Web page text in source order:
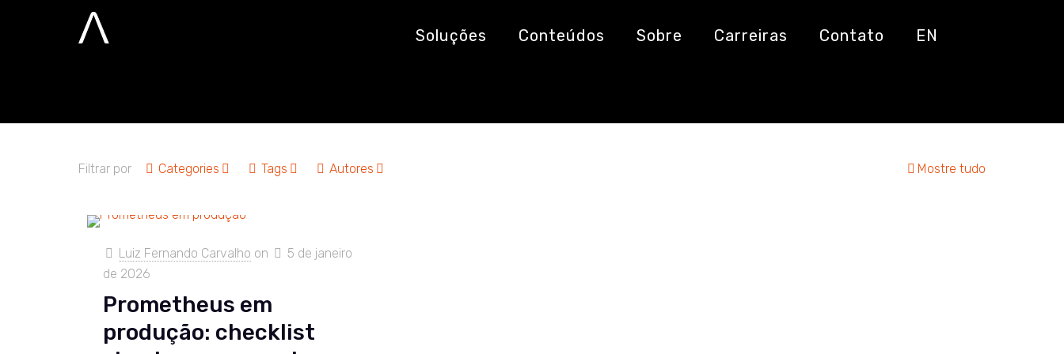
Soluções Conteúdos Sobre Carreiras Contato EN
observabilidade
Filtrar por Categories Tags Autores Mostre tudo
Luiz Fernando Carvalho on
5 de janeiro
de 2026
Prometheus em
produção: checklist